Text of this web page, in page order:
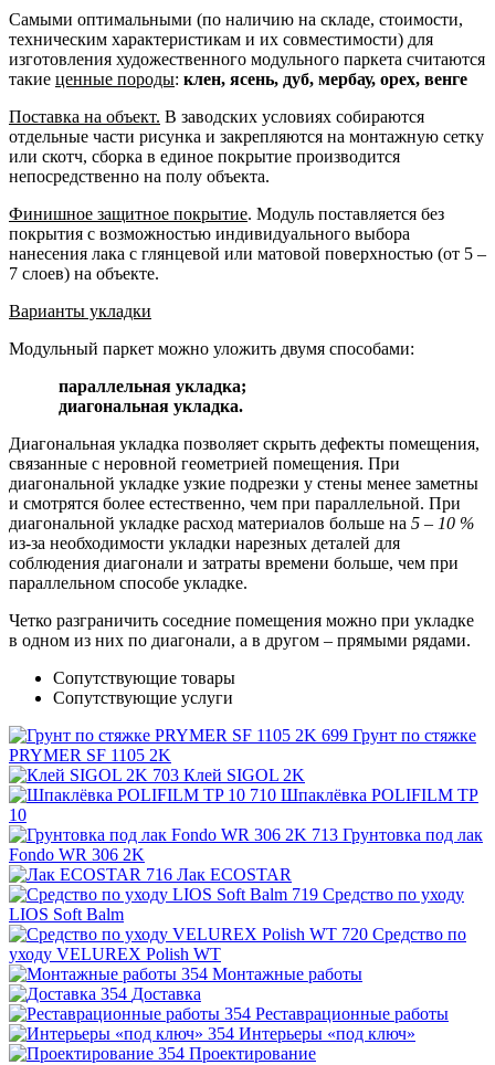
Самыми оптимальными (по наличию на складе, стоимости,
техническим характеристикам и их совместимости) для
изготовления художественного модульного паркета считаются
такие ценные породы: клен, ясень, дуб, мербау, орех, венге
Поставка на объект. В заводских условиях собираются
отдельные части рисунка и закрепляются на монтажную сетку
или скотч, сборка в единое покрытие производится
непосредственно на полу объекта.
Финишное защитное покрытие. Модуль поставляется без
покрытия с возможностью индивидуального выбора
нанесения лака с глянцевой или матовой поверхностью (от 5 –
7 слоев) на объекте.
Варианты укладки
Модульный паркет можно уложить двумя способами:
параллельная укладка;
диагональная укладка.
Диагональная укладка позволяет скрыть дефекты помещения,
связанные с неровной геометрией помещения. При
диагональной укладке узкие подрезки у стены менее заметны
и смотрятся более естественно, чем при параллельной. При
диагональной укладке расход материалов больше на 5 – 10 %
из-за необходимости укладки нарезных деталей для
соблюдения диагонали и затраты времени больше, чем при
параллельном способе укладке.
Четко разграничить соседние помещения можно при укладке
в одном из них по диагонали, а в другом – прямыми рядами.
Сопутствующие товары
Сопутствующие услуги
Грунт по стяжке
PRYMER SF 1105 2K
Клей SIGOL 2K
Шпаклёвка POLIFILM TP
10
Грунтовка под лак
Fondo WR 306 2K
Лак ECOSTAR
Средство по уходу
LIOS Soft Balm
Средство по
уходу VELUREX Polish WT
Монтажные работы
Доставка
Реставрационные работы
Интерьеры «под ключ»
Проектирование